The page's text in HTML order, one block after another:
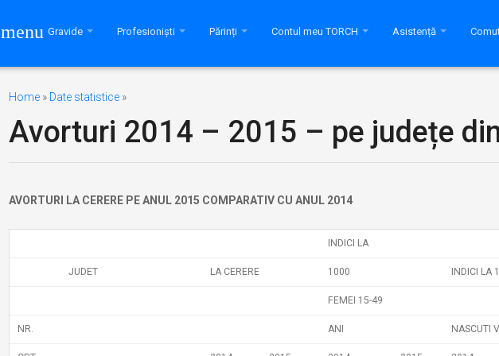
menu Gravide Profesioniști Părinți Contul meu TORCH Asistență
Home » Date statistice »
Avorturi 2014 – 2015 – pe județe
AVORTURI LA CERERE PE ANUL 2015 COMPARATIV CU ANUL 2014
INDICI LA
JUDET LA CERERE 1000 INDICI LA
FEMEI 15-49
NR. ANI NASCUTI VII